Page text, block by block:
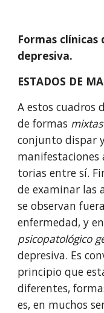
Formas clínicas
depresiva.
ESTADOS DE
A estos cuadros
de formas
conjunto dispar
torias entre sí.
de examinar las
se observan
enfermedad, y
psicopatológico
depresiva. Es
principio que
diferentes,
es, en muchos